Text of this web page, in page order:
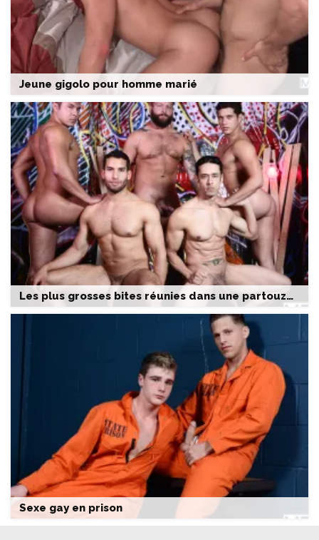
Jeune gigolo pour homme marié
Les plus grosses bites réunies dans une partouze hardcore
Sexe gay en prison